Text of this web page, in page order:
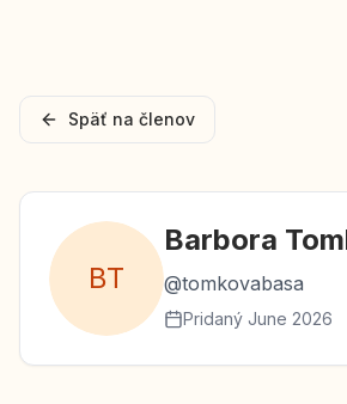
Späť na členov
BT
Barbora
@tomkovabasa
Pridaný June 2026